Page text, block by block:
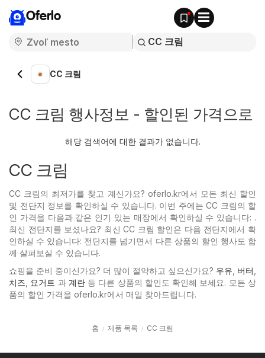
Oferlo
CC 크림
CC 크림 행사정보 - 할인된 가격으로
해당 검색어에 대한 결과가 없습니다.
CC 크림
CC 크림의 최저가를 찾고 계신가요? oferlo.kr에서 모든 최신 할인
및 전단지 정보를 확인하실 수 있습니다. 이번 주에는 CC 크림의 할
인 가격을 다음과 같은 인기 있는 매장에서 확인하실 수 있습니다: .
최신 전단지를 보셨나요? 최신 CC 크림 할인은 다음 전단지에서 확
인하실 수 있습니다: 전단지를 넘기면서 다른 상품의 할인 행사도 함
께 살펴보실 수 있습니다.
쇼핑을 준비 중이신가요? 더 많이 절약하고 싶으신가요? 우유 버터
치즈
요거트 과 계란등 다른 상품의 할인도 확인해 보세요. 모든 상
품의 할인 가격을 oferlo.kr에서 매일 찾아드립니다.
홈 제품 목록 CC 크림